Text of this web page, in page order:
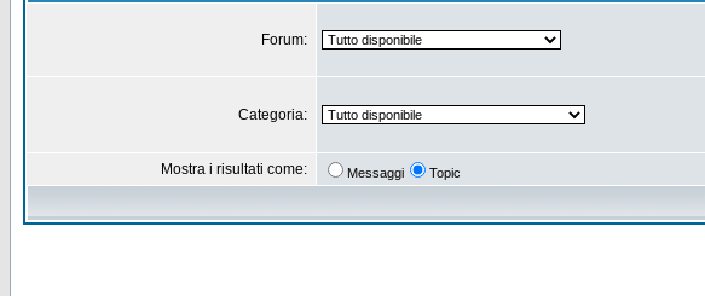
Forum:
Categoria:
Mostra i risultati come: Messaggi Topic